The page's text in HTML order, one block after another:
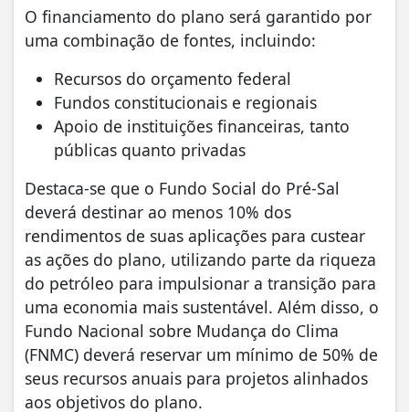
O financiamento do plano será garantido por
uma combinação de fontes, incluindo:
Recursos do orçamento federal
Fundos constitucionais e regionais
Apoio de instituições financeiras, tanto
públicas quanto privadas
Destaca-se que o Fundo Social do Pré-Sal
deverá destinar ao menos 10% dos
rendimentos de suas aplicações para custear
as ações do plano, utilizando parte da riqueza
do petróleo para impulsionar a transição para
uma economia mais sustentável. Além disso, o
Fundo Nacional sobre Mudança do Clima
(FNMC) deverá reservar um mínimo de 50% de
seus recursos anuais para projetos alinhados
aos objetivos do plano.